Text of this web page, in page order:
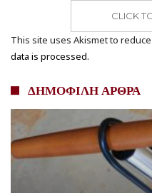
CLICK
This site uses Akismet to
data is processed.
ΔΗΜΟΦΙΛΗ ΑΡΘΡΑ